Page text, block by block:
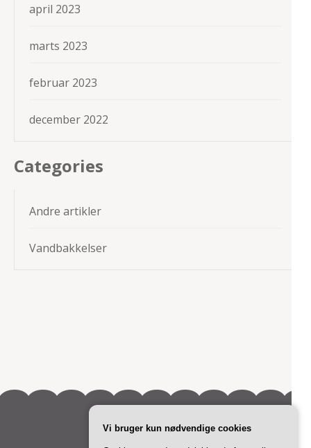
april 2023
marts 2023
februar 2023
december 2022
Categories
Andre artikler
Vandbakkelser
Vi bruger kun nødvendige cookies